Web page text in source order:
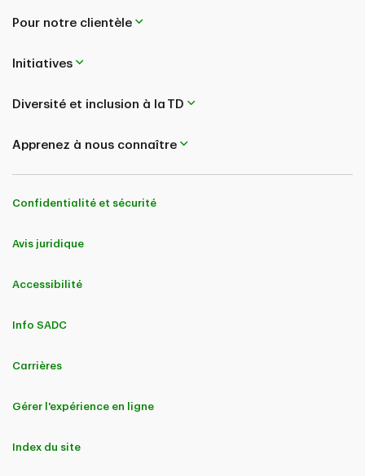
Pour notre clientèle
Initiatives
Diversité et inclusion à la TD
Apprenez à nous connaître
Confidentialité et sécurité
Avis juridique
Accessibilité
Info SADC
Carrières
Gérer l'expérience en ligne
Index du site